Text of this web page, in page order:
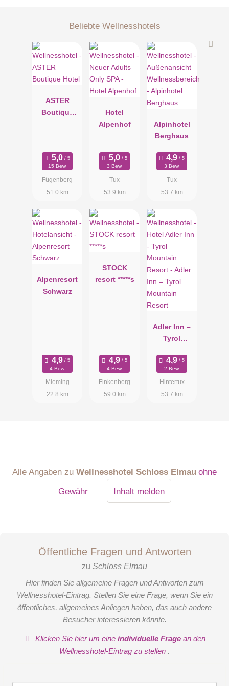
Beliebte Wellnesshotels
ASTER
Boutique
15 Bew.
Fügenberg
51.0 km
Hotel
Alpenhof
3 Bew.
Tux
53.9 km
Alpinhotel
Berghaus
3 Bew.
Tux
53.7 km
Alpenresort
Schwarz
4 Bew.
Mieming
22.8 km
STOCK
resort *****s
4 Bew.
Finkenberg
59.0 km
Adler Inn –
Tyrol
Resort
2 Bew.
Hintertux
53.7 km
Alle Angaben zu Wellnesshotel Schloss Elmau ohne
Gewähr
Inhalt melden
Öffentliche Fragen und Antworten
zu Schloss Elmau
Hier finden Sie allgemeine Fragen und Antworten zum
Wellnesshotel-Eintrag. Stellen Sie eine Frage, wenn Sie ein
öffentliches, allgemeines Anliegen haben, das auch andere
Besucher interessieren könnte.
Klicken Sie hier um eineindividuelle Frage an den
Wellnesshotel-Eintrag zu stellen .